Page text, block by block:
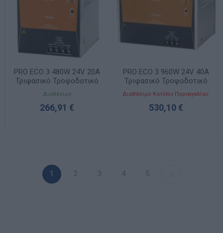
PRO ECO 3 480W 24V 20A
Τριφασικό Τροφοδοτικό
Ράγας 1469550000
Διαθέσιμο
266,91 €
PRO ECO 3 960W 24V 40A
Τριφασικό Τροφοδοτικό
Ράγας 1469560000
Διαθέσιμο Κατόπιν Παραγγελίας
530,10 €
1 2 3 4 5